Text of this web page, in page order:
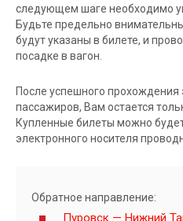
следующем шаге необходимо
Будьте предельно
будут указаны в билете, и
посадке в вагон.
После успешного прохождения
пассажиров, Вам остается
Купленные билеты можно
электронного носителя
Обратное направление:
Пуровск — Нижний